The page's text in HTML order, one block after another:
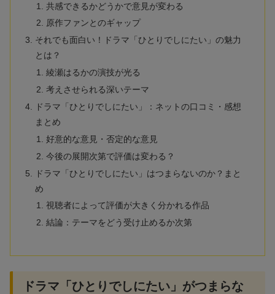
共感できるかどうかで意見が変わる
原作ファンとのギャップ
それでも面白い！ドラマ「ひとりでしにたい」の魅力
とは？
綾瀬はるかの演技が光る
考えさせられる深いテーマ
ドラマ「ひとりでしにたい」：ネットの口コミ・感想
まとめ
好意的な意見・否定的な意見
今後の展開次第で評価は変わる？
ドラマ「ひとりでしにたい」はつまらないのか？まと
め
視聴者によって評価が大きく分かれる作品
結論：テーマをどう受け止めるか次第
ドラマ「ひとりでしにたい」がつまらな